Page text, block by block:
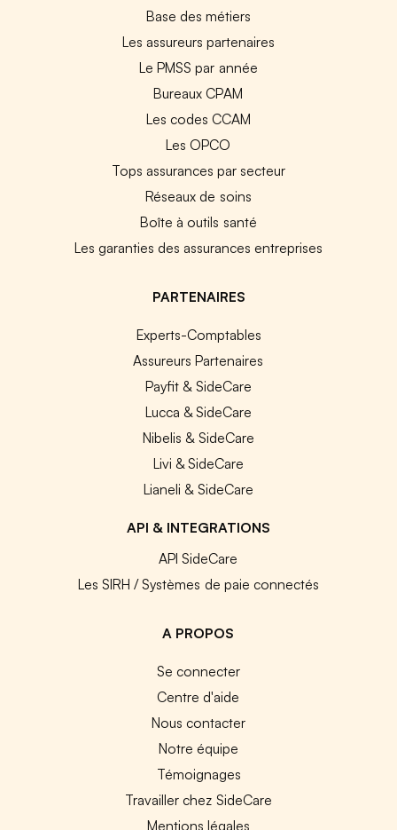
Base des métiers
Les assureurs partenaires
Le PMSS par année
Bureaux CPAM
Les codes CCAM
Les OPCO
Tops assurances par secteur
Réseaux de soins
Boîte à outils santé
Les garanties des assurances entreprises
PARTENAIRES
Experts-Comptables
Assureurs Partenaires
Payfit & SideCare
Lucca & SideCare
Nibelis & SideCare
Livi & SideCare
Lianeli & SideCare
API & INTEGRATIONS
API SideCare
Les SIRH / Systèmes de paie connectés
A PROPOS
Se connecter
Centre d'aide
Nous contacter
Notre équipe
Témoignages
Travailler chez SideCare
Mentions légales